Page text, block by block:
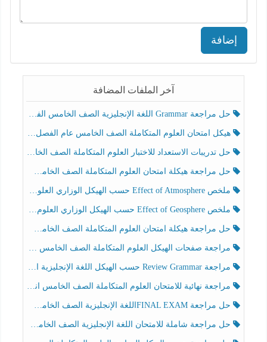
إضافة
آخر الملفات المضافة
حل مراجعة Grammar اللغة الإنجليزية الصف الخامس الفصل الثالث
هيكل امتحان العلوم المتكاملة الصف الخامس عام الفصل الدراسي الثالث 2025-2026
حل تدريبات الاستعداد للاختبار العلوم المتكاملة الصف الخامس عام الفصل الثالث
حل مراجعة هيكلة امتحان العلوم المتكاملة الصف الخامس انسبير الفصل الثالث
ملخص Effect of Atmosphere حسب الهيكل الوزاري العلوم المتكاملة الصف الخامس انسبير الفصل الثالث
ملخص Effect of Geosphere حسب الهيكل الوزاري العلوم المتكاملة الصف الخامس انسبير الفصل الثالث
حل مراجعة هيكلة امتحان العلوم المتكاملة الصف الخامس عام الفصل الثالث
مراجعة صفحات الهيكل العلوم المتكاملة الصف الخامس انسبير الفصل الثالث
مراجعة Review Grammar حسب الهيكل اللغة الإنجليزية الصف الخامس الفصل الثالث
مراجعة نهائية للامتحان العلوم المتكاملة الصف الخامس انسبير الفصل الثالث
حل مراجعة FINAL EXAMاللغة الإنجليزية الصف الخامس الفصل الثالث
حل مراجعة شاملة للامتحان اللغة الإنجليزية الصف الخامس الفصل الثالث